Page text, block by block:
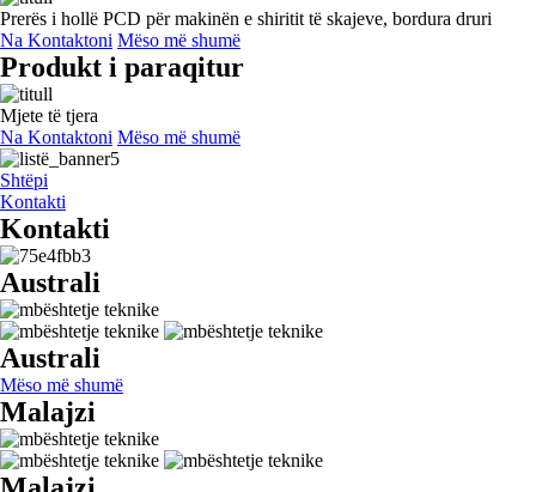
Prerës i hollë PCD për makinën e shiritit të skajeve, bordura druri
Na Kontaktoni Mëso më shumë
Produkt i paraqitur
Mjete të tjera
Na Kontaktoni Mëso më shumë
Shtëpi
Kontakti
Kontakti
Australi
Australi
Mëso më shumë
Malajzi